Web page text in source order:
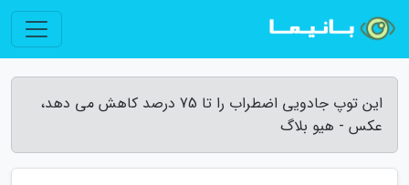
این توپ جادویی اضطراب را تا 75 درصد کاهش می دهد،
عکس - هیو بلاگ